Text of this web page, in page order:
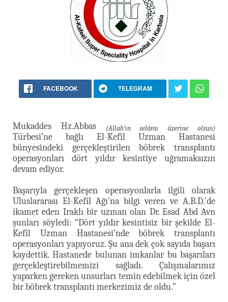
FACEBOOK TELEGRAM
Mukaddes Hz.Abbas (Allah’ın selâmı üzerine olsun)
Türbesi’ne bağlı El-Kefîl Uzman Hastanesi
bünyesindeki gerçekleştirilen böbrek transplantı
operasyonları dört yıldır kesintiye uğramaksızın
devam ediyor.
Başarıyla gerçekleşen operasyonlarla ilgili olarak
Uluslararası El-Kefîl Ağı’na bilgi veren ve A.B.D.’de
ikamet eden Iraklı bir uzman olan Dr. Esad Abd Avn
şunları söyledi: “Dört yıldır kesintisiz bir şekilde El-
Kefîl Uzman Hastanesi’nde böbrek transplantı
operasyonları yapıyoruz. Şu ana dek çok sayıda başarı
kaydettik. Hastanede bulunan imkanlar bu başarıları
gerçekleştirebilmemizi sağladı. Çalışmalarımız
yaparken gereken unsurları temin edebilmek için özel
bir böbrek transplantı merkezimiz de oldu.”